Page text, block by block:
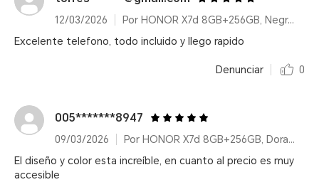
12/03/2026
Por HONOR X7d 8GB+256GB, Negro nocturno, Dual Car
Excelente telefono, todo incluido y llego rapido
Denunciar 0
005*******8947
09/03/2026
Por HONOR X7d 8GB+256GB, Dorado duna, Dual Card
El diseño y color esta increíble, en cuanto al precio es muy
accesible